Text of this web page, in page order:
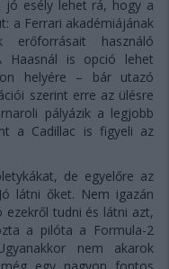
jó esély lehet rá, hogy a
a Ferrari akadémiájának
erőforrásait használó
Haasnál is opció lehet
helyére – bár utazó
szerint erre az ülésre
pályázik a legjobb
a Cadillac is figyeli az
de egyelőre az
látni őket. Nem igazán
ezekről tudni és látni azt,
a pilóta a Formula-2
nem akarok